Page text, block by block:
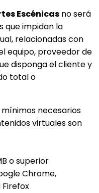
Escénicas no será
que impidan la
relacionadas con
equipo, proveedor de
disponga el cliente y
total o
necesarios
virtuales son
o superior
Chrome,
Firefox